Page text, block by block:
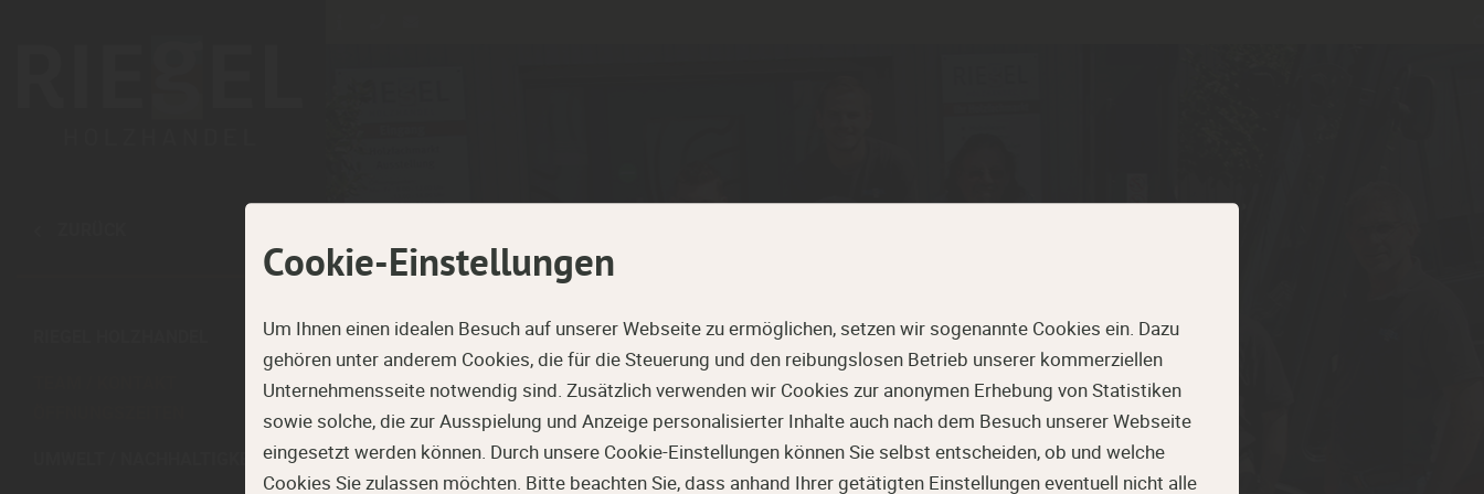
UMWELT / NACHHALTIGKEIT
RIEGEL HOLZHANDEL
Cookie-Einstellungen
Um Ihnen einen idealen Besuch auf unserer Webseite zu ermöglichen, setzen wir sogenannte Cookies ein. Dazu
gehören unter anderem Cookies, die für die Steuerung und den reibungslosen Betrieb unserer kommerziellen
Unternehmensseite notwendig sind. Zusätzlich verwenden wir Cookies zur anonymen Erhebung von Statistiken
sowie solche, die zur Ausspielung und Anzeige personalisierter Inhalte auch nach dem Besuch unserer Webseite
eingesetzt werden können. Durch unsere Cookie-Einstellungen können Sie selbst entscheiden, ob und welche
Cookies Sie zulassen möchten. Bitte beachten Sie, dass anhand Ihrer getätigten Einstellungen eventuell nicht alle